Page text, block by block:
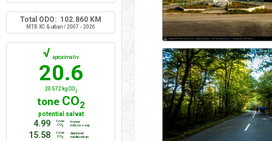
Total ODO: 102.860 KM
MTB XC & urban / 2007 - 2026
√ aproximativ
20.6
20 572 kg CO2
tone CO2
potential salvat
4.99
tone
CO2
trasee
mtb/xc + ssp
15.58
tone
CO2
deplasari
mediu urban